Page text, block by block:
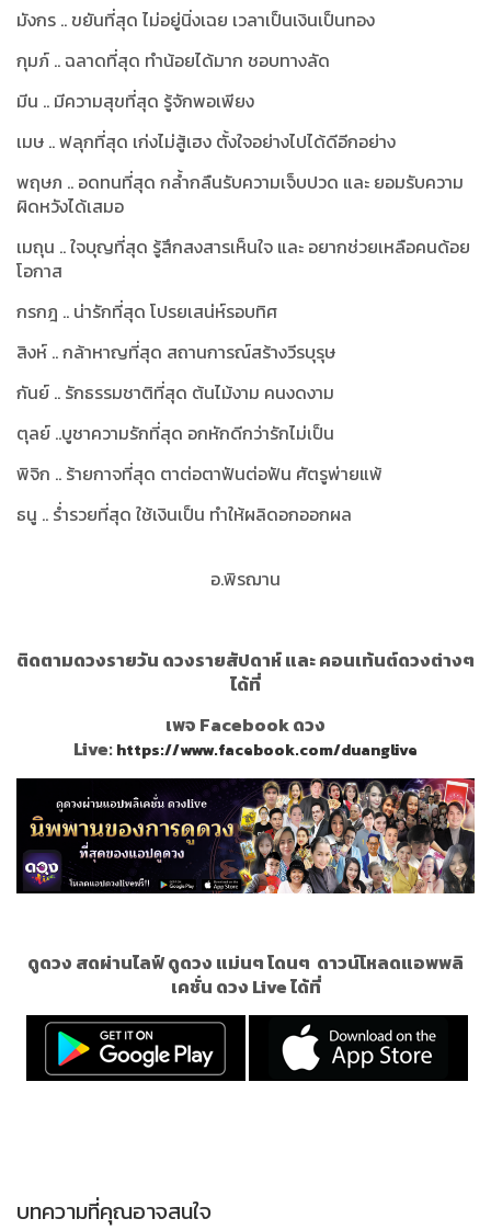
มังกร .. ขยันที่สุด ไม่อยู่นิ่งเฉย เวลาเป็นเงินเป็นทอง
กุมภ์ .. ฉลาดที่สุด ทำน้อยได้มาก ชอบทางลัด
มีน .. มีความสุขที่สุด รู้จักพอเพียง
เมษ .. ฟลุกที่สุด เก่งไม่สู้เฮง ตั้งใจอย่างไปได้ดีอีกอย่าง
พฤษภ .. อดทนที่สุด กล้ำกลืนรับความเจ็บปวด และ ยอมรับความ
ผิดหวังได้เสมอ
เมถุน .. ใจบุญที่สุด รู้สึกสงสารเห็นใจ และ อยากช่วยเหลือคนด้อย
โอกาส
กรกฎ .. น่ารักที่สุด โปรยเสน่ห์รอบทิศ
สิงห์ .. กล้าหาญที่สุด สถานการณ์สร้างวีรบุรุษ
กันย์ .. รักธรรมชาติที่สุด ต้นไม้งาม คนงดงาม
ตุลย์ ..บูชาความรักที่สุด อกหักดีกว่ารักไม่เป็น
พิจิก .. ร้ายกาจที่สุด ตาต่อตาฟันต่อฟัน ศัตรูพ่ายแพ้
ธนู .. ร่ำรวยที่สุด ใช้เงินเป็น ทำให้ผลิดอกออกผล
อ.พิรฌาน
ติดตามดวงรายวัน ดวงรายสัปดาห์ และ คอนเท้นต์ดวงต่างๆ
ได้ที่
เพจ Facebook ดวง
Live:https://www.facebook.com/duanglive
ดูดวง สดผ่านไลฟ์ ดูดวง แม่นๆ โดนๆ ดาวน์โหลดแอพพลิ
เคชั่น ดวง Live ได้ที่
บทความที่คุณอาจสนใจ